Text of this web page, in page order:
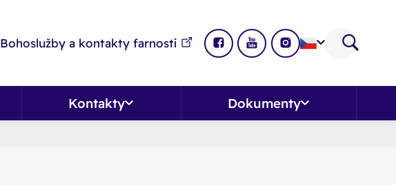
Kontakty Dokumenty
Bohoslužby a kontakty farností